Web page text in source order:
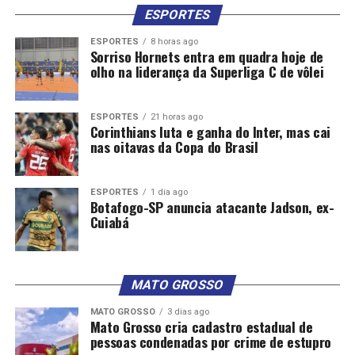
obtidos.
A Amobitec ressalta que, nesse modelo de relação
de trabalho, os profissionais parceiros prestam
serviço em condição similar ao de autônomos e
defende a regulamentação dessas novas formas de
trabalho.
“Há urgência em se avançar em uma regulamentação do
trabalho por aplicativos para que, respeitando-se as
características de autonomia e flexibilidade do modelo
de negócio, os trabalhadores tenham acesso a benefícios
previdenciários básicos, como auxílio-doença e
trabalhadores recorre às plataformas para obter renda”,
diz o diretor executivo da Amobitec, André Porto.
A Ifood, uma das empresas que usam a mão de obra de
ESPORTES
ESPORTES 8 horas ago
Sorriso Hornets entra em quadra hoje de
olho na liderança da Superliga C de vôlei
ESPORTES 21 horas ago
Corinthians luta e ganha do Inter, mas cai
nas oitavas da Copa do Brasil
ESPORTES 1 dia ago
Botafogo-SP anuncia atacante Jadson, ex-
Cuiabá
MATO GROSSO
MATO GROSSO 3 dias ago
Mato Grosso cria cadastro estadual de
pessoas condenadas por crime de estupro